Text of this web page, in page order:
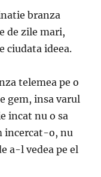
branza
de zile mari,
ciudata ideea.
telemea pe o
gem, insa varul
incat nu o sa
incercat-o, nu
a-l vedea pe el